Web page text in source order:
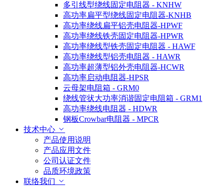
多引线型绕线固定电阻器 - KNHW
高功率扁平型绕线固定电阻器-KNHB
高功率绕线扁平铝壳电阻器-HPWF
高功率绕线铁壳固定电阻器-HPWR
高功率绕线型铁壳固定电阻器 - HAWF
高功率绕线型铝壳电阻器 - HAWR
高功率超薄型铝外壳电阻器-HCWR
高功率启动电阻器-HPSR
云母架电阻箱 - GRM0
绕线管状大功率消谐固定电阻箱 - GRM1
高功率绕线电阻器 - HDWR
钢板Crowbar电阻器 - MPCR
技术中心
产品使用说明
产品应用文件
公司认证文件
品质环境政策
联络我们